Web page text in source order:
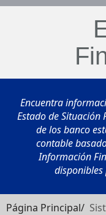
Encuentra
Estado de Situación
de los banco
contable
Información
disponibles
Página Principal/